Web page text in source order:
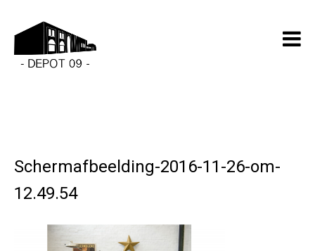
Schermafbeelding-2016-11-26-om-
12.49.54